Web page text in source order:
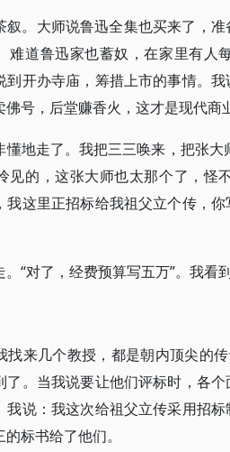
叙。大师说鲁迅全集也买来了，
难道鲁迅家也蓄奴，在家里有人
到开办寺庙，筹措上市的事情。
号，后堂赚香火，这才是现代商
懂地走了。我把三三唤来，把张
见的，这张大师也太那个了，怪
我这里正招标给我祖父立个传，
“对了，经费预算写五万”。我看
找来几个教授，都是朝内顶尖的
了。当我说要让他们评标时，各
我说：我这次给祖父立传采用招
标书给了他们。